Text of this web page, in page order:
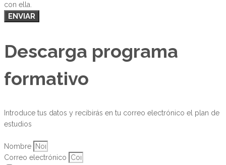
con ella.
ENVIAR
Descarga programa
formativo
Introduce tus datos y recibirás en tu correo electrónico el plan de
estudios
Nombre
Correo electrónico